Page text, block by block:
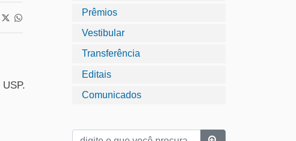
Prêmios
Vestibular
Transferência
Editais
Comunicados